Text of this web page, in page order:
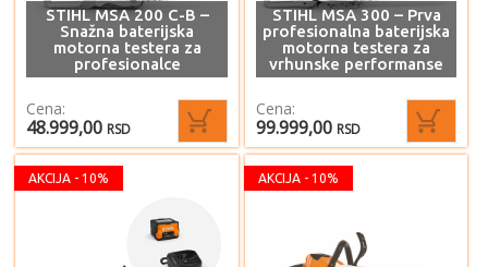
STIHL MSA 200 C-B –
Snažna baterijska
motorna testera za
profesionalce
Cena:
48.999,00 RSD
STIHL MSA 300 – Prva
profesionalna baterijska
motorna testera za
vrhunske performanse
Cena:
99.999,00 RSD
AKCIJA - 10% AKCIJA - 10%